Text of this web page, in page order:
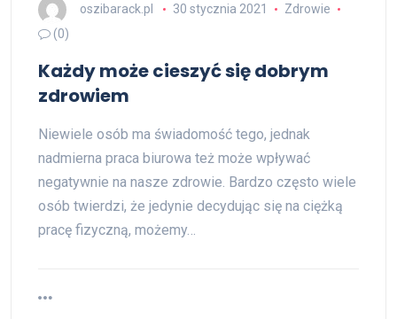
oszibarack.pl 30 stycznia 2021
Zdrowie
(0)
Każdy może cieszyć się dobrym
zdrowiem
Niewiele osób ma świadomość tego, jednak
nadmierna praca biurowa też może wpływać
negatywnie na nasze zdrowie. Bardzo często wiele
osób twierdzi, że jedynie decydując się na ciężką
pracę fizyczną, możemy…